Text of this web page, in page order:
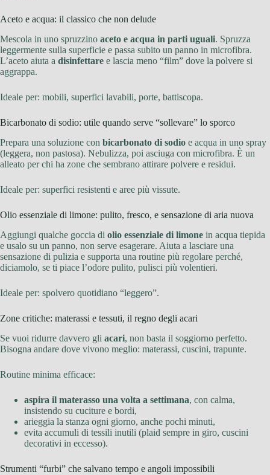
Aceto e acqua: il classico che non delude
Mescola in uno spruzzino aceto e acqua in parti uguali. Spruzza
leggermente sulla superficie e passa subito un panno in microfibra.
L’aceto aiuta a disinfettare e lascia meno “film” dove la polvere si
aggrappa.
Ideale per: mobili, superfici lavabili, porte, battiscopa.
Bicarbonato di sodio: utile quando serve “sollevare” lo sporco
Prepara una soluzione con bicarbonato di sodio e acqua in uno spray
(leggera, non pastosa). Nebulizza, poi asciuga con microfibra. È un
alleato per chi ha zone che sembrano attirare polvere e residui.
Ideale per: superfici resistenti e aree più vissute.
Olio essenziale di limone: pulito, fresco, e sensazione di aria nuova
Aggiungi qualche goccia di olio essenziale di limone in acqua tiepida
e usalo su un panno, non serve esagerare. Aiuta a lasciare una
sensazione di pulizia e supporta una routine più regolare perché,
diciamolo, se ti piace l’odore pulito, pulisci più volentieri.
Ideale per: spolvero quotidiano “leggero”.
Zone critiche: materassi e tessuti, il regno degli acari
Se vuoi ridurre davvero gli acari, non basta il soggiorno perfetto.
Bisogna andare dove vivono meglio: materassi, cuscini, trapunte.
Routine minima efficace:
aspira il materasso una volta a settimana, con calma,
insistendo su cuciture e bordi,
arieggia la stanza ogni giorno, anche pochi minuti,
evita accumuli di tessili inutili (plaid sempre in giro, cuscini
decorativi in eccesso).
Strumenti “furbi” che salvano tempo e angoli impossibili